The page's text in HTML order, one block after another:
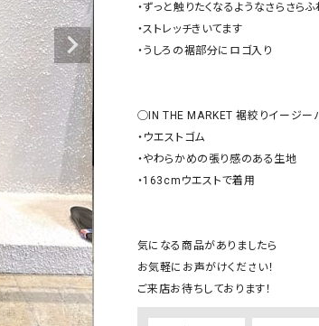
の他スカート
バッグ
シューズ
クセサリー
べて見る
ャケット
ート
ウン
子
ックス・その他雑貨
ワンピース・チュニック
グッズ
Antiquite's（アンティーク
・ずっと触りたくなるようなさらさら
・ストレッチきいてます
・うしろの裾部分にロゴ入り
◯IN THE MARKET 裾絞りイージー
・ウエストゴム
・やわらかめの張り感のある生地
・163cmウエストで着用
気になる商品がありましたら
お気軽にお声がけください！
ご来店お待ちしております！